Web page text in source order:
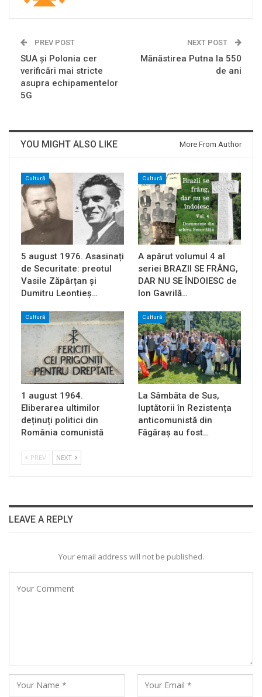
PREV POST
SUA şi Polonia cer
verificări mai stricte
asupra echipamentelor
5G
NEXT POST
Mănăstirea Putna la 550
de ani
YOU MIGHT ALSO LIKE More From Author
Cultură
5 august 1976. Asasinați
de Securitate: preotul
Vasile Zăpârțan și
Dumitru Leontieș…
Cultură
A apărut volumul 4 al
seriei BRAZII SE FRÂNG,
DAR NU SE ÎNDOIESC de
Ion Gavrilă…
Cultură
1 august 1964.
Eliberarea ultimilor
deținuți politici din
România comunistă
Cultură
La Sâmbăta de Sus,
luptătorii în Rezistența
anticomunistă din
Făgăraș au fost…
PREV NEXT
LEAVE A REPLY
Your email address will not be published.